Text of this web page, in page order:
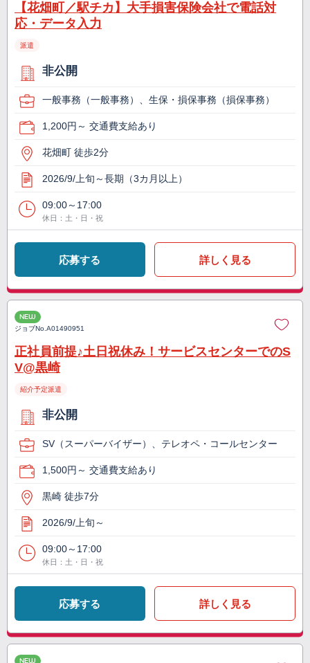
【花畑町／駅チカ】大手損害保険会社で電話対
応・データ入力
派遣
非公開
一般事務（一般事務）、生保・損保事務（損保事務）
1,200円～ 交通費支給あり
花畑町 徒歩2分
2026/9/上旬～長期（3カ月以上）
09:00～17:00
休日：土・日・祝
応募する 詳しく見る
NEW
ジョブNo.A01490951
正社員前提♪土日祝休み！サービスセンターでのS
V@黒崎
紹介予定派遣
非公開
SV（スーパーバイザー）、テレオペ・コールセンター
1,500円～ 交通費支給あり
黒崎 徒歩7分
2026/9/上旬～
09:00～17:00
休日：土・日・祝
応募する 詳しく見る
NEW